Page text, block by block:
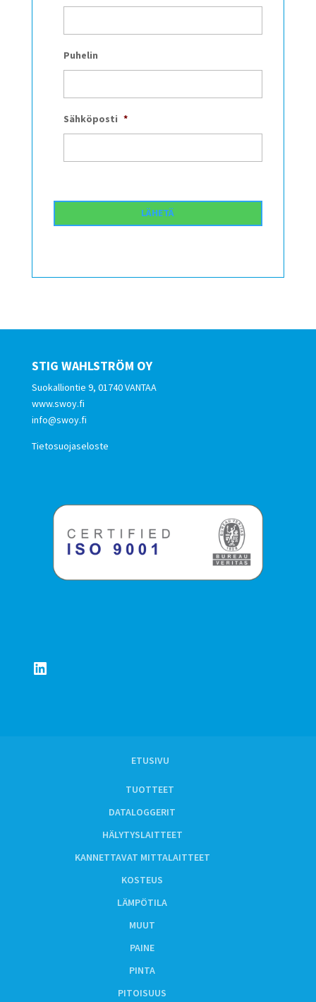
Puhelin
Sähköposti *
STIG WAHLSTRÖM OY
Suokalliontie 9, 01740 VANTAA
www.swoy.fi
info@swoy.fi
Tietosuojaseloste
LinkedIn
ETUSIVU
TUOTTEET
DATALOGGERIT
HÄLYTYSLAITTEET
KANNETTAVAT MITTALAITTEET
KOSTEUS
LÄMPÖTILA
MUUT
PAINE
PINTA
PITOISUUS